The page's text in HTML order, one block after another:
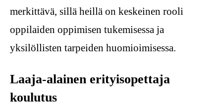
merkittävä, sillä heillä on keskeinen rooli
oppilaiden oppimisen tukemisessa ja
yksilöllisten tarpeiden huomioimisessa.
Laaja-alainen erityisopettaja
koulutus